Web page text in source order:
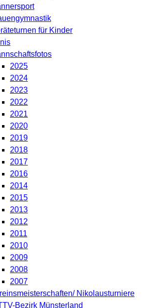
für Kinder
2025
2024
2023
2022
2021
2020
2019
2018
2017
2016
2014
2015
2013
2012
2011
2010
2009
2008
2007
Nikolausturniere
Bezirk Münsterland